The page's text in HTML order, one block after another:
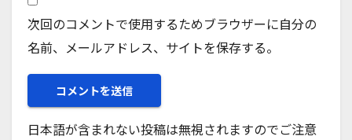
次回のコメントで使用するためブラウザーに自分の
名前、メールアドレス、サイトを保存する。
日本語が含まれない投稿は無視されますのでご注意